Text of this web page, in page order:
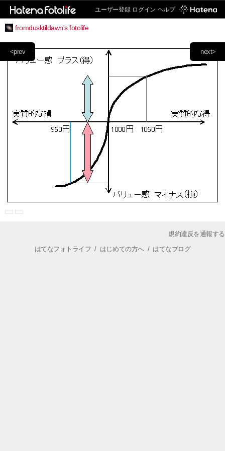
ユーザー登録 ログイン ヘルプ
fromdusktildawn's fotolife
next>
<prev
規約違反を通報する
はてなフォトライフ / はじめての方へ/ はてなブログ